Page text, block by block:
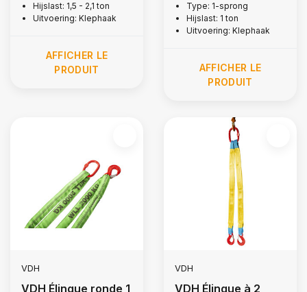
1,5 tonne
Hijslast: 1,5 - 2,1 ton
Uitvoering: Klephaak
AFFICHER LE
PRODUIT
tonne
Type: 1-sprong
Hijslast: 1 ton
Uitvoering: Klephaak
AFFICHER LE
PRODUIT
VDH
VDH Élingue ronde 1
VDH
VDH Élingue à 2